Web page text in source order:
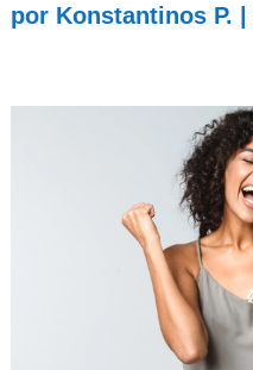
por Konstantinos P.